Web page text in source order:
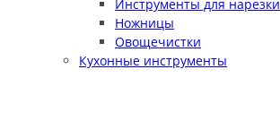
Инструменты для нарезки
Ножницы
Овощечистки
Кухонные инструменты